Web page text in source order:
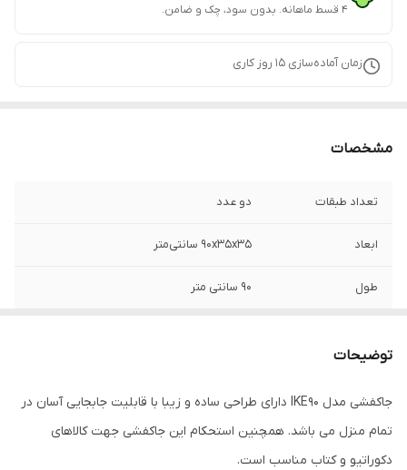
۴ قسط ماهانه. بدون سود، چک و ضامن.
زمان آماده‌سازی 15 روز کاری
مشخصات
تعداد طبقات دو عدد
ابعاد 90x35x35 سانتی‌متر
طول 90 سانتی متر
توضیحات
جاکفشی مدل IKE90 دارای طراحی ساده و زیبا با قابلیت جابجایی آسان در
تمام منزل می باشد. همچنین استحکام این جاکفشی جهت کالاهای
دکوراتیو و کتاب مناسب است.